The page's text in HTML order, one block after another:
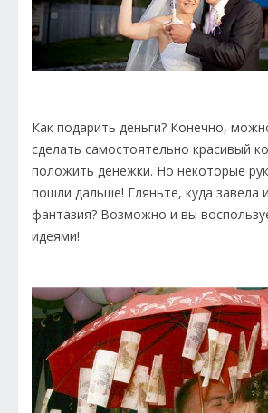
Как подарить деньги? Конечно,
сделать самостоятельно красивый
положить денежки. Но некоторые
пошли дальше! Гляньте, куда завела
фантазия? Возможно и вы
идеями!